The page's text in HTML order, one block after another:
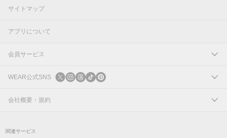
サイトマップ
アプリについて
会員サービス
ログイン
新規会員登録
WEAR公式SNS
X
会社概要・規約
関連サービス